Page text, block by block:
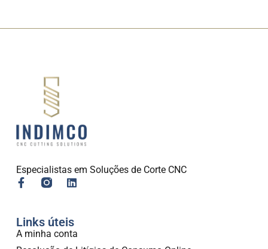
Especialistas em Soluções de Corte CNC
Links úteis
A minha conta